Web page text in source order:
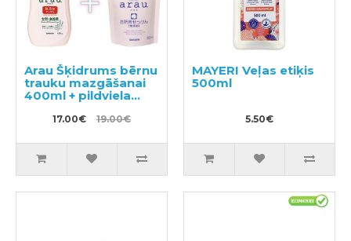
Arau Šķidrums bērnu
trauku mazgāšanai
400ml + pildviela
17.00€ 19.00€
MAYERI Veļas etiķis
500ml
5.50€